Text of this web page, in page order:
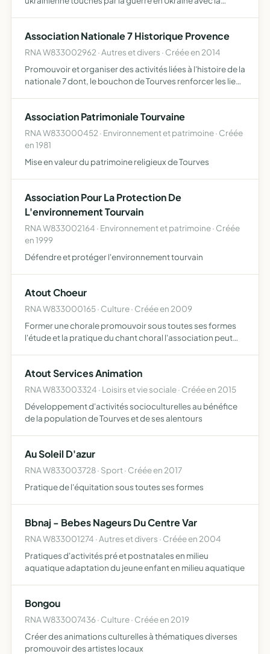
Association Nationale 7 Historique Provence
RNA W833002962 · Autres et divers · Créée en 2014
Promouvoir et organiser des activités liées à l'histoire de la
nationale 7 dont, le bouchon de Tourves renforcer les liens
Association Patrimoniale Tourvaine
RNA W833000452 · Environnement et patrimoine · Créée
en 1981
Mise en valeur du patrimoine religieux de Tourves
Association Pour La Protection De
L'environnement Tourvain
RNA W833002164 · Environnement et patrimoine · Créée
en 1999
Défendre et protéger l'environnement tourvain
Atout Choeur
RNA W833000165 · Culture · Créée en 2009
Former une chorale promouvoir sous toutes ses formes
l'étude et la pratique du chant choral l'association peut
école…
Atout Services Animation
RNA W833003324 · Loisirs et vie sociale · Créée en 2015
Développement d'activités socioculturelles au bénéfice
de la population de Tourves et de ses alentours
Au Soleil D'azur
RNA W833003728 · Sport · Créée en 2017
Pratique de l'équitation sous toutes ses formes
Bbnaj - Bebes Nageurs Du Centre Var
RNA W833001274 · Autres et divers · Créée en 2004
Pratiques d'activités pré et postnatales en milieu
aquatique adaptation du jeune enfant en milieu aquatique
Bongou
RNA W833007436 · Culture · Créée en 2019
Créer des animations culturelles à thématiques diverses
promouvoir des artistes locaux